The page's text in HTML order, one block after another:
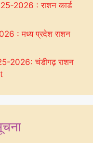
2026 : राशन कार्ड
: मध्य प्रदेश राशन
2026: चंडीगढ़ राशन